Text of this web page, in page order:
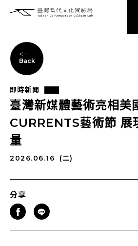
Back
即時新聞
臺灣新媒體藝術亮相美
CURRENTS藝術節 展
量
2026.06.16 (二)
分享